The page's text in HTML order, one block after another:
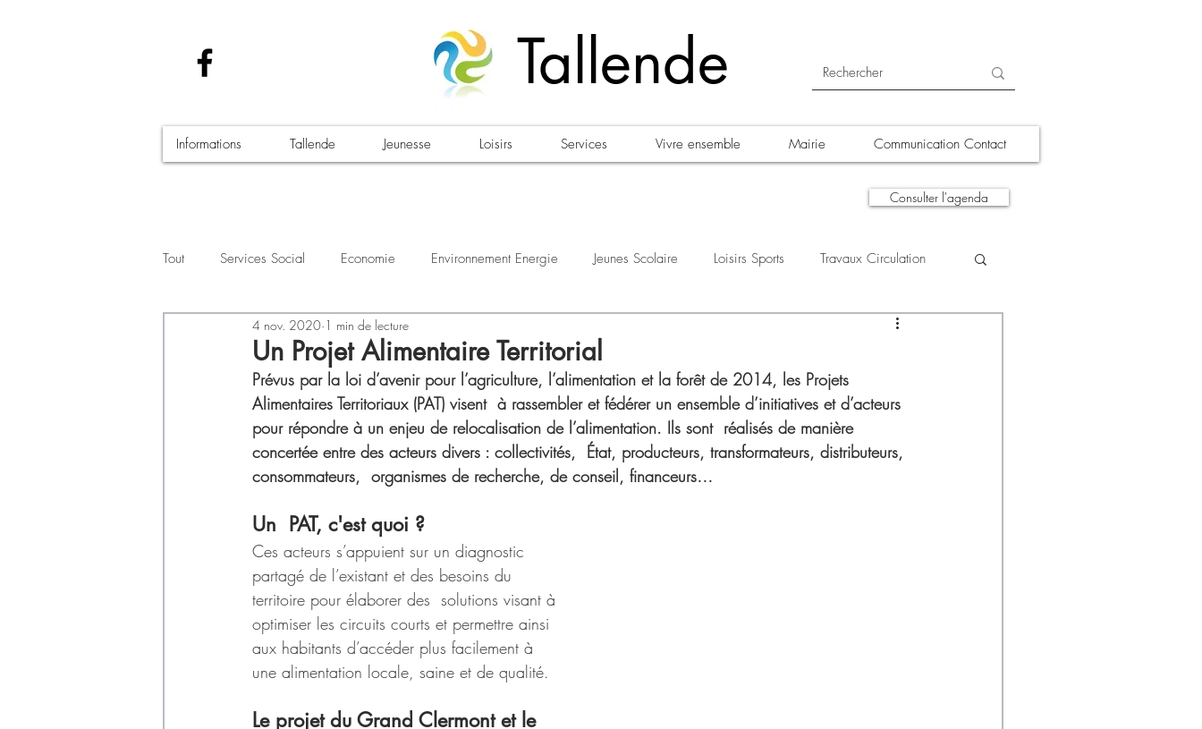
Tallende
Informations Tallende Jeunesse Loisirs Services Vivre ensemble Mairie Communication Contact
Consulter l'agenda
Tout Services Social Economie Environnement Energie Jeunes Scolaire Loisirs Sports Travaux Circulation
Santé - Covid-19 Culture Manifestations A la une
Un Projet Alimentaire Territorial
4 nov. 2020 1 min de lecture
Prévus par la loi d’avenir pour l’agriculture, l’alimentation et la forêt de 2014, les Projets
Alimentaires Territoriaux (PAT) visent  à rassembler et fédérer un ensemble d’initiatives et d’acteurs
pour répondre à un enjeu de relocalisation de l’alimentation. Ils sont  réalisés de manière
concertée entre des acteurs divers : collectivités,  État, producteurs, transformateurs, distributeurs,
consommateurs,  organismes de recherche, de conseil, financeurs…
Un  PAT, c'est quoi ?
Ces acteurs s’appuient sur un diagnostic
partagé de l’existant et des besoins du
territoire pour élaborer des  solutions visant à
optimiser les circuits courts et permettre ainsi
aux habitants d’accéder plus facilement à
une alimentation locale, saine et de qualité.
Le projet du Grand Clermont et le